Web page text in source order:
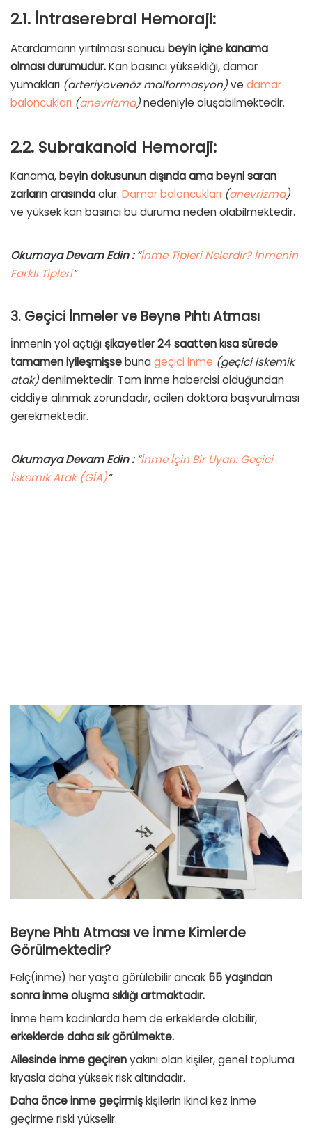
2.1. İntraserebral Hemoraji:
Atardamarın yırtılması sonucu beyin içine kanama
olması durumudur.Kan basıncı yüksekliği, damar
yumakları (arteriyovenöz malformasyon)ve damar
baloncukları (anevrizma)nedeniyle oluşabilmektedir.
2.2. Subrakanoid Hemoraji:
Kanama, beyin dokusunun dışında ama beyni saran
zarların arasındaolur. Damar baloncukları (anevrizma)
ve yüksek kan basıncı bu duruma neden olabilmektedir.
Okumaya Devam Edin :“İnme Tipleri Nelerdir? İnmenin
Farklı Tipleri“
3. Geçici İnmelerve Beyne Pıhtı Atması
İnmenin yol açtığışikayetler 24 saatten kısa sürede
tamamen iyileşmişsebuna geçici inme (geçici iskemik
atak)denilmektedir. Tam inme habercisi olduğundan
ciddiye alınmak zorundadır, acilen doktora başvurulması
gerekmektedir.
Okumaya Devam Edin :“İnme İçin Bir Uyarı: Geçici
İskemik Atak (GİA)“
Beyne Pıhtı Atması ve İnme Kimlerde
Görülmektedir?
Felç(inme) her yaşta görülebilir ancak 55 yaşından
sonra inme oluşma sıklığı artmaktadır.
İnme hem kadınlarda hem de erkeklerde olabilir,
erkeklerde daha sık görülmekte.
Ailesinde inme geçirenyakını olan kişiler, genel topluma
kıyasla daha yüksek risk altındadır.
Daha önce inme geçirmişkişilerin ikinci kez inme
geçirme riski yükselir.